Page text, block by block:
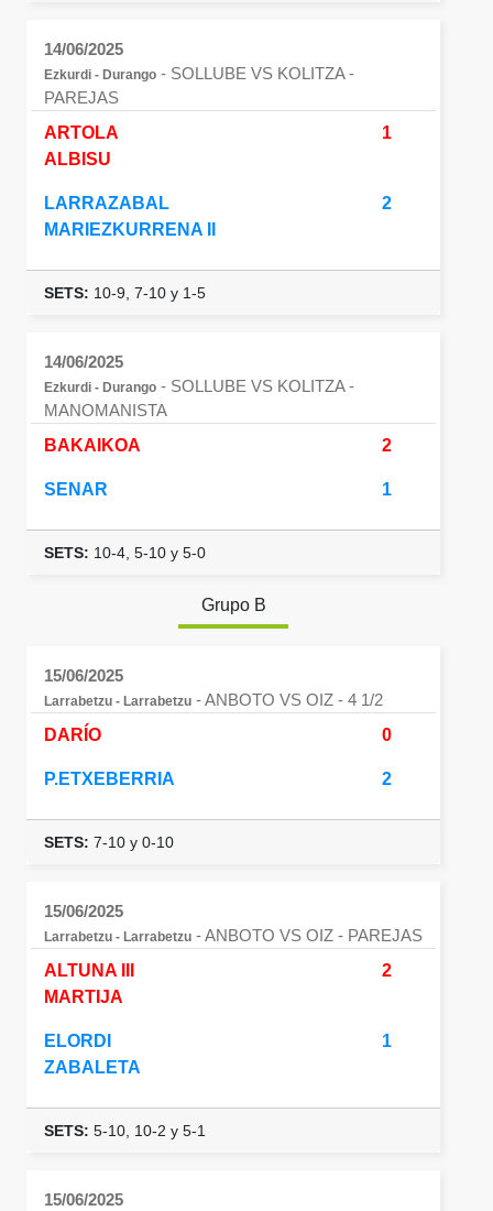
14/06/2025
Ezkurdi - Durango - SOLLUBE VS KOLITZA-
PAREJAS
ARTOLA
ALBISU
1
LARRAZABAL
MARIEZKURRENA II
2
SETS: 10-9, 7-10 y 1-5
14/06/2025
Ezkurdi - Durango - SOLLUBE VS KOLITZA-
MANOMANISTA
BAKAIKOA
2
SENAR 1
SETS: 10-4, 5-10 y 5-0
Grupo B
15/06/2025
Larrabetzu - Larrabetzu - ANBOTO VS OIZ - 4 1/2
DARÍO
0
P.ETXEBERRIA 2
SETS: 7-10 y 0-10
15/06/2025
Larrabetzu - Larrabetzu - ANBOTO VS OIZ - PAREJAS
ALTUNA III
MARTIJA
2
ELORDI
ZABALETA
1
SETS: 5-10, 10-2 y 5-1
15/06/2025